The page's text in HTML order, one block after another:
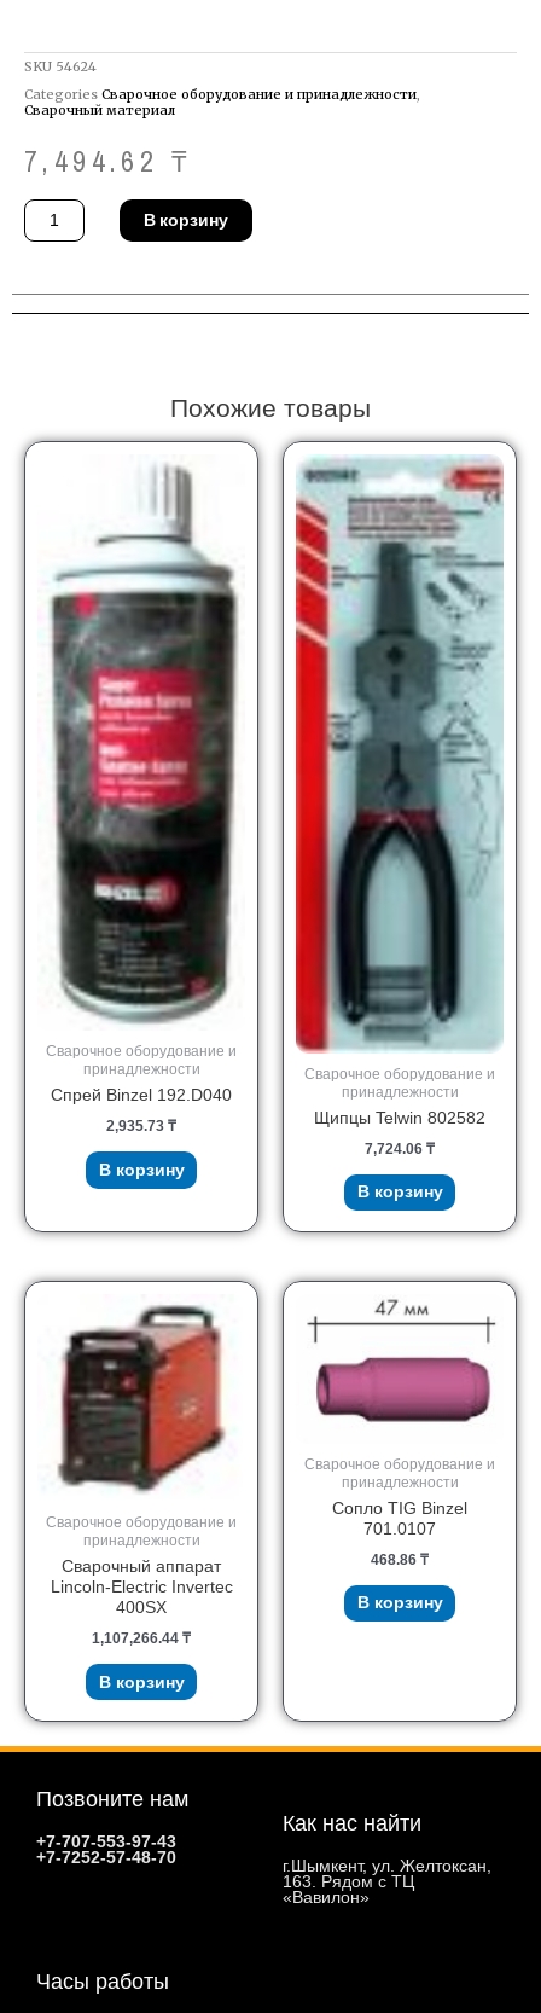
SKU 54624
Categories Сварочное оборудование и принадлежности,
Сварочный материал
7,494.62 ₸
Количество
товара
Присадочные
Tigrod
5356
В корзину
Похожие товары
Сварочное оборудование и
принадлежности
Спрей Binzel 192.D040
2,935.73 ₸
В корзину
Сварочное оборудование и
принадлежности
Щипцы Telwin 802582
7,724.06 ₸
В корзину
Сварочное оборудование и
принадлежности
Сварочный аппарат
Lincoln-Electric Invertec
400SX
1,107,266.44 ₸
В корзину
Сварочное оборудование и
принадлежности
Сопло TIG Binzel
701.0107
468.86 ₸
В корзину
Позвоните нам
+7-707-553-97-43
+7-7252-57-48-70
Как нас найти
г.Шымкент, ул. Желтоксан,
163. Рядом с ТЦ
«Вавилон»
Часы работы